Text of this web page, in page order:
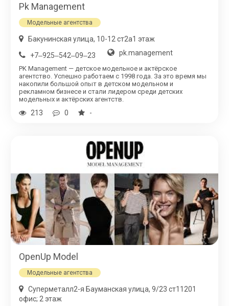
Pk Management
Модельные агентства
Бакунинская улица, 10-12 ст2а​1 этаж
+7‒925‒542‒09‒23
pk.management
PK Management — детское модельное и актёрское
агентство. Успешно работаем с 1998 года. За это время мы
накопили большой опыт в детском модельном и
рекламном бизнесе и стали лидером среди детских
модельных и актёрских агентств.
213 0 -
OpenUp Model
Модельные агентства
​Суперметалл​2-я Бауманская улица, 9/23 ст1​1201
офис; 2 этаж